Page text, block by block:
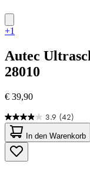
+1
Autec
28010
€ 39,90
3.9 (42)
3.9
von
5
Sternen.
42
In den Warenkorb